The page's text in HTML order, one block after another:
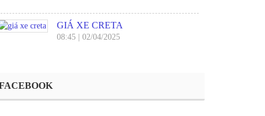
GIÁ XE CRETA
08:45 02/04/2025